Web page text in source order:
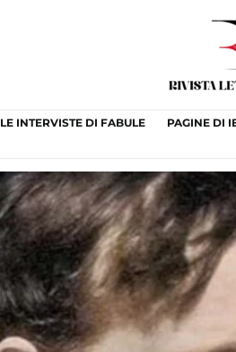
LE INTERVISTE DI FABULE PAGINE DI